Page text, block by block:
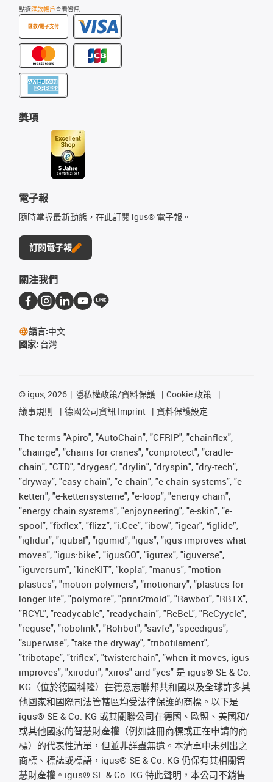
點選匯款帳戶查看資訊
匯款/電子支付
獎項
電子報
隨時掌握最新動態，在此訂閱 igus® 電子報。
訂閱電子報
關注我們
語言:中文
國家: 台灣
© igus, 2026 隱私權政策/資料保護
Cookie 政策
議事規則
德國公司資訊 Imprint 資料保護設定
The terms "Apiro", "AutoChain", "CFRIP", "chainflex",
"chainge", "chains for cranes", "conprotect", "cradle-
chain", "CTD", "drygear", "drylin", "dryspin", "dry-tech",
"dryway", "easy chain", "e-chain", "e-chain systems", "e-
ketten", "e-kettensysteme", "e-loop", "energy chain",
"energy chain systems", "enjoyneering", "e-skin", "e-
spool", "fixflex", "flizz", "i.Cee", "ibow", "igear", “iglide”,
"iglidur", "igubal", "igumid", "igus", "igus improves what
moves", "igus:bike", "igusGO", "igutex", "iguverse",
"iguversum", "kineKIT", "kopla", "manus", "motion
plastics", "motion polymers", "motionary", "plastics for
longer life", "polymore", "print2mold", "Rawbot", "RBTX",
"RCYL", "readycable", "readychain", "ReBeL", "ReCyycle",
"reguse", "robolink", "Rohbot", "savfe", "speedigus",
"superwise", "take the dryway", "tribofilament",
"tribotape", "triflex", "twisterchain", "when it moves, igus
improves", "xirodur", "xiros" and "yes" 是 igus® SE & Co.
KG（位於德國科隆）在德意志聯邦共和國以及全球許多其
他國家和國際司法管轄區均受法律保護的商標。以下是
igus® SE & Co. KG 或其關聯公司在德國、歐盟、美國和/
或其他國家的智慧財產權（例如註冊商標或正在申請的商
標）的代表性清單，但並非詳盡無遺。本清單中未列出之
商標、標誌或標語，igus® SE & Co. KG 仍保有其相關智
慧財產權。igus® SE & Co. KG 特此聲明，本公司不銷售